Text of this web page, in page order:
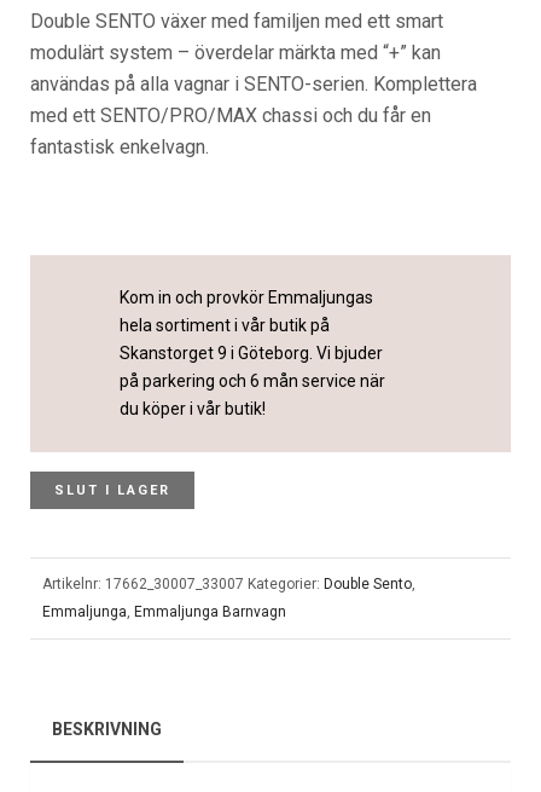
Double SENTO växer med familjen med ett smart
modulärt system – överdelar märkta med “+” kan
användas på alla vagnar i SENTO-serien. Komplettera
med ett SENTO/PRO/MAX chassi och du får en
fantastisk enkelvagn.
Kom in och provkör Emmaljungas
hela sortiment i vår butik på
Skanstorget 9 i Göteborg. Vi bjuder
på parkering och 6 mån service när
du köper i vår butik!
SLUT I LAGER
Artikelnr: 17662_30007_33007 Kategorier: Double Sento,
Emmaljunga, Emmaljunga Barnvagn
BESKRIVNING